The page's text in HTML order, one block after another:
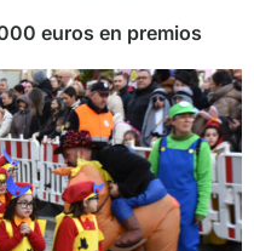
euros en premios